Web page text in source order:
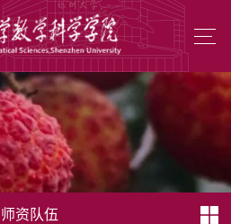
师资队伍